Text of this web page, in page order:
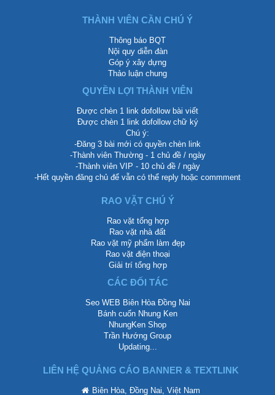
THÀNH VIÊN CẦN CHÚ Ý
Thông báo BQT
Nội quy diễn đàn
Góp ý xây dựng
Thảo luận chung
QUYỀN LỢI THÀNH VIÊN
Được chèn 1 link dofollow bài viết
Được chèn 1 link dofollow chữ ký
Chú ý:
-Đăng 3 bài mới có quyền chèn link
-Thành viên Thường - 1 chủ đề / ngày
-Thành viên VIP - 10 chủ đề / ngày
-Hết quyền đăng chủ để vẫn có thể reply hoặc commment
RAO VẶT CHÚ Ý
Rao vặt tổng hợp
Rao vặt nhà đất
Rao vặt mỹ phẩm làm đẹp
Rao vặt điện thoại
Giải trí tổng hợp
CÁC ĐỐI TÁC
Seo WEB Biên Hòa Đồng Nai
Bánh cuốn Nhung Ken
NhungKen Shop
Trần Hướng Group
Updating...
LIÊN HỆ QUẢNG CÁO BANNER & TEXTLINK
Biên Hòa, Đồng Nai, Việt Nam